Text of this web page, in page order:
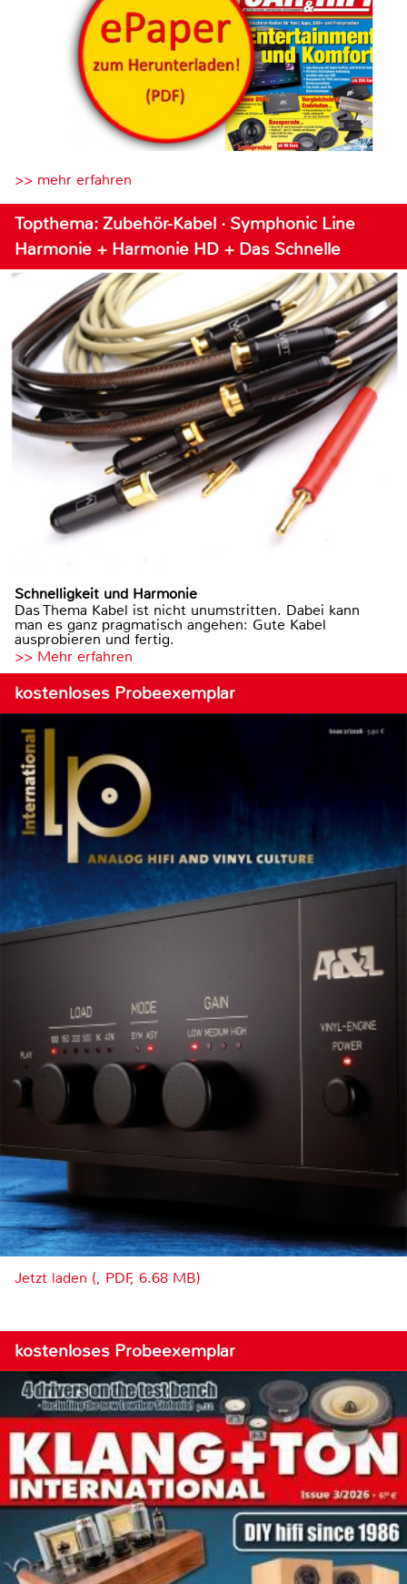
>> mehr erfahren
Topthema: Zubehör-Kabel · Symphonic Line
Harmonie + Harmonie HD + Das Schnelle
Schnelligkeit und Harmonie
Das Thema Kabel ist nicht unumstritten. Dabei kann
man es ganz pragmatisch angehen: Gute Kabel
ausprobieren und fertig.
>> Mehr erfahren
kostenloses Probeexemplar
Jetzt laden (, PDF, 6.68 MB)
kostenloses Probeexemplar